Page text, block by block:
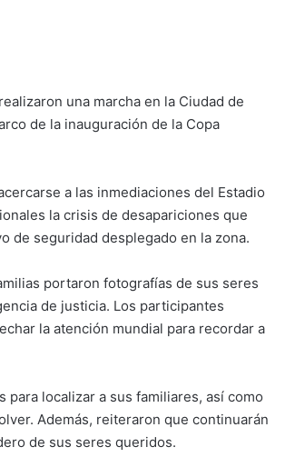
una marcha en la Ciudad de
de la inauguración de la Copa
a las inmediaciones del Estadio
la crisis de desapariciones que
de seguridad desplegado en la zona.
portaron fotografías de sus seres
de justicia. Los participantes
la atención mundial para recordar a
localizar a sus familiares, así como
Además, reiteraron que continuarán
de sus seres queridos.